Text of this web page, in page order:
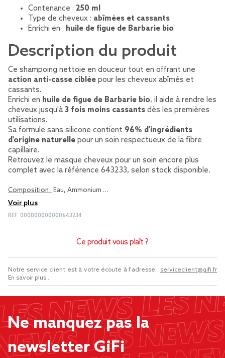
Contenance : 250 ml
Type de cheveux : abîmées et cassants
Enrichi en : huile de figue de Barbarie bio
Description du produit
Ce shampoing nettoie en douceur tout en offrant une
action anti-casse ciblée pour les cheveux abîmés et
cassants.
Enrichi en huile de figue de Barbarie bio, il aide à rendre les
cheveux jusqu'à 3 fois moins cassants dès les premières
utilisations.
Sa formule sans silicone contient 96% d'ingrédients
d'origine naturelle pour un soin respectueux de la fibre
capillaire.
Retrouvez le masque cheveux pour un soin encore plus
complet avec la référence 643233, selon stock disponible.
Composition : Eau, Ammonium …
Voir plus
REF. 000000000000643234
Ce produit vous plaît ?
Notre service client est à votre écoute à l'adresse : serviceclient@gifi.fr
En savoir plus...
Ne manquez pas la
newsletter GiFi